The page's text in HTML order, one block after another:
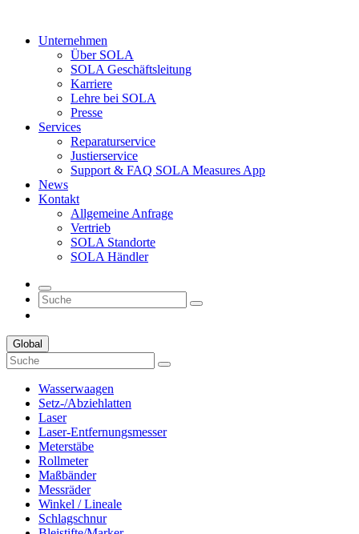
Unternehmen
Über SOLA
SOLA Geschäftsleitung
Karriere
Lehre bei SOLA
Presse
Services
Reparaturservice
Justierservice
Support & FAQ SOLA Measures App
News
Kontakt
Allgemeine Anfrage
Vertrieb
SOLA Standorte
SOLA Händler
Global
Wasserwaagen
Setz-/Abziehlatten
Laser
Laser-Entfernungsmesser
Meterstäbe
Rollmeter
Maßbänder
Messräder
Winkel / Lineale
Schlagschnur